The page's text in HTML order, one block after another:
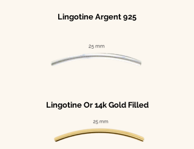
Lingotine Argent 925
Lingotine Or 14k Gold Filled